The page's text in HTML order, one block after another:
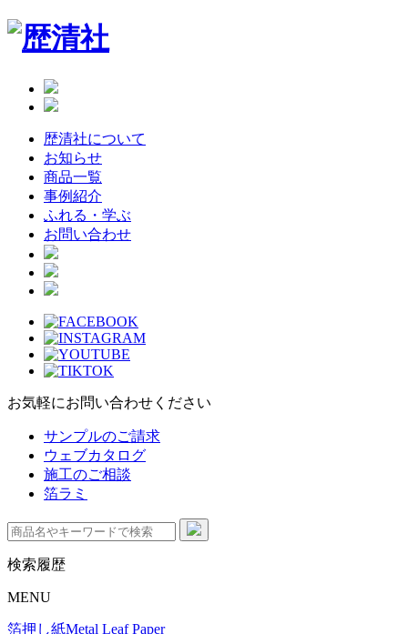
Skip
content
歴清社について
お知らせ
商品一覧
事例紹介
ふれる・学ぶ
お問い合わせ
お気軽にお問い合わせください
サンプルのご請求
ウェブカタログ
施工のご相談
箔ラミ
検索履歴
MENU
箔押し紙Metal Leaf Paper